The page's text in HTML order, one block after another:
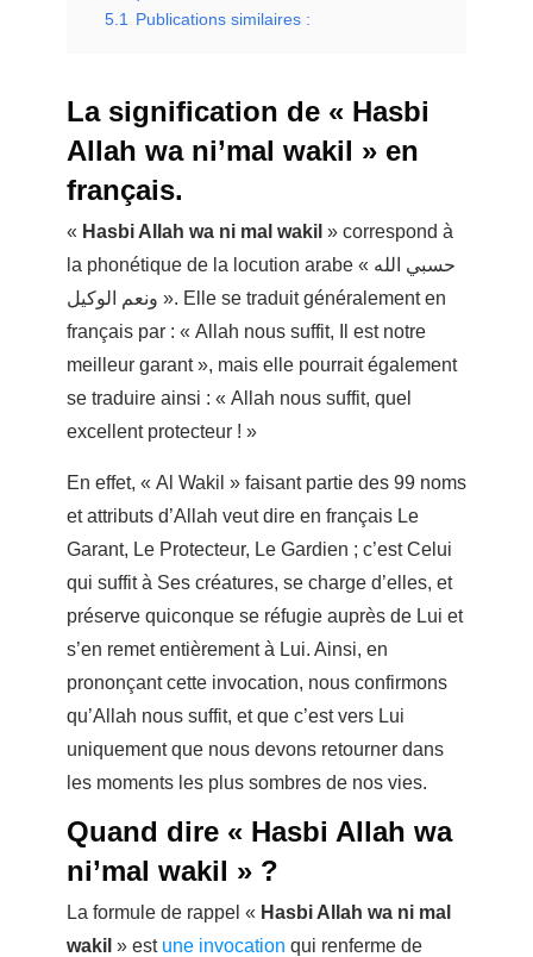
5.1
Publications similaires :
La signification de « Hasbi
Allah wa ni’mal wakil » en
français.
« Hasbi Allah wa ni mal wakil » correspond à
la phonétique de la locution arabe « حسبي الله
ونعم الوكيل ». Elle se traduit généralement en
français par : « Allah nous suffit, Il est notre
meilleur garant », mais elle pourrait également
se traduire ainsi : « Allah nous suffit, quel
excellent protecteur ! »
En effet, « Al Wakil » faisant partie des 99 noms
et attributs d’Allah veut dire en français Le
Garant, Le Protecteur, Le Gardien ; c’est Celui
qui suffit à Ses créatures, se charge d’elles, et
préserve quiconque se réfugie auprès de Lui et
s’en remet entièrement à Lui. Ainsi, en
prononçant cette invocation, nous confirmons
qu’Allah nous suffit, et que c’est vers Lui
uniquement que nous devons retourner dans
les moments les plus sombres de nos vies.
Quand dire « Hasbi Allah wa
ni’mal wakil » ?
La formule de rappel « Hasbi Allah wa ni mal
wakil » est une invocation qui renferme de